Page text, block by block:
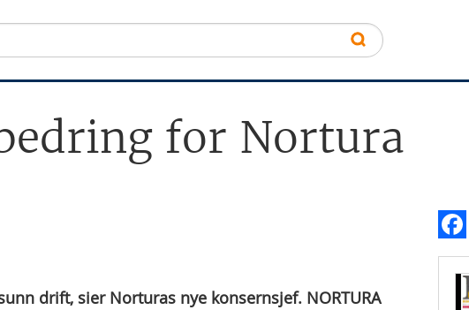
for Nortura
drift, sier Norturas nye konsernsjef. NORTURA